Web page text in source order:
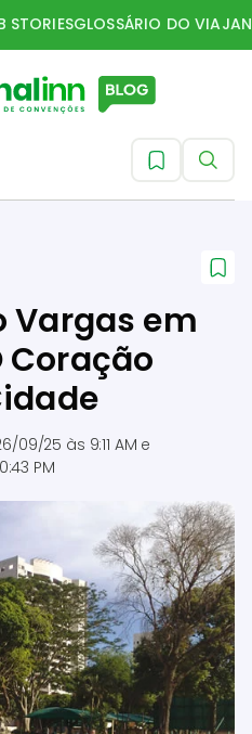
STORIESGLOSSÁRIO DO
Vargas em
Coração
09/25 às 9:11 AM e
PM